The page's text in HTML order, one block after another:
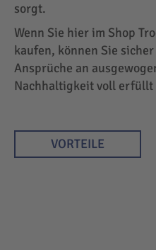
sorgt.
Wenn Sie hier im Shop
kaufen, können Sie
Ansprüche an
Nachhaltigkeit voll erfüllt
VORTEILE